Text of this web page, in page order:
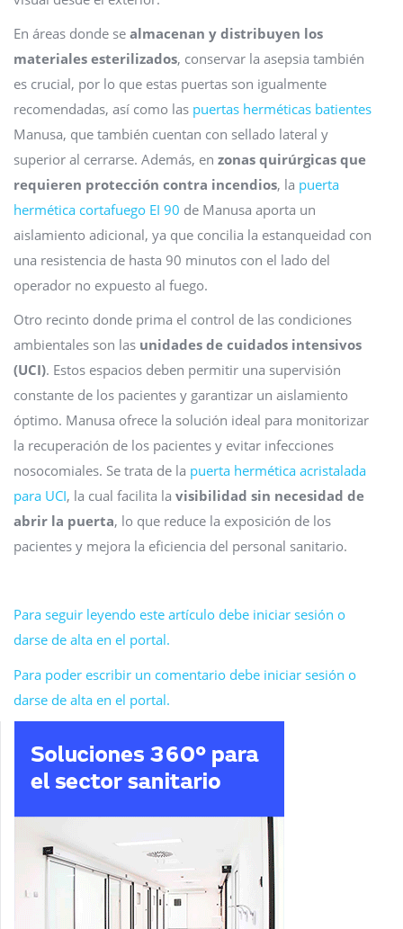
En áreas donde se almacenan y distribuyen los
materiales esterilizados, conservar la asepsia también
es crucial, por lo que estas puertas son igualmente
recomendadas, así como las puertas herméticas batientes
Manusa, que también cuentan con sellado lateral y
superior al cerrarse. Además, en zonas quirúrgicas que
requieren protección contra incendios, la puerta
hermética cortafuego EI 90 de Manusa aporta un
aislamiento adicional, ya que concilia la estanqueidad con
una resistencia de hasta 90 minutos con el lado del
operador no expuesto al fuego.
Otro recinto donde prima el control de las condiciones
ambientales son las unidades de cuidados intensivos
(UCI). Estos espacios deben permitir una supervisión
constante de los pacientes y garantizar un aislamiento
óptimo. Manusa ofrece la solución ideal para monitorizar
la recuperación de los pacientes y evitar infecciones
nosocomiales. Se trata de la puerta hermética acristalada
para UCI, la cual facilita la visibilidad sin necesidad de
abrir la puerta, lo que reduce la exposición de los
pacientes y mejora la eficiencia del personal sanitario.
Para seguir leyendo este artículo debe iniciar sesión o
darse de alta en el portal.
Para poder escribir un comentario debe iniciar sesión o
darse de alta en el portal.